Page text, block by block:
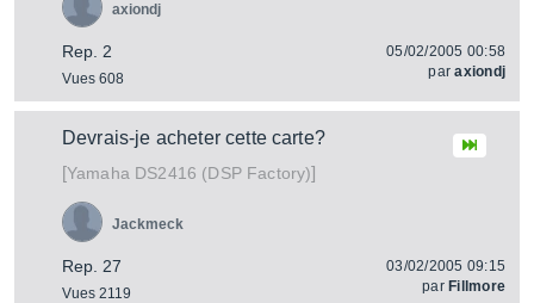
Rep. 2
Vues 608
axiondj
05/02/2005 00:58
paraxiondj
Devrais-je acheter cette carte?
[Yamaha DS2416 (DSP Factory)]
Rep. 27
Vues 2119
Jackmeck
03/02/2005 09:15
par Fillmore